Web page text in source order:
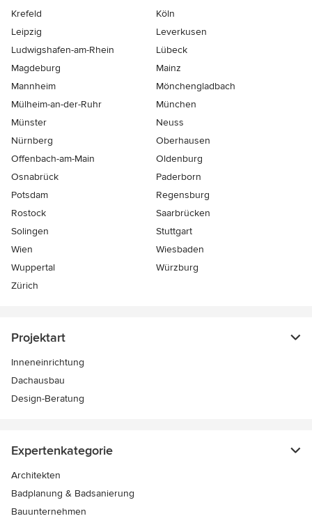
Krefeld
Köln
Leipzig
Leverkusen
Ludwigshafen-am-Rhein
Lübeck
Magdeburg
Mainz
Mannheim
Mönchen­gladbach
Mülheim-an-der-Ruhr
München
Münster
Neuss
Nürnberg
Oberhausen
Offenbach-am-Main
Oldenburg
Osnabrück
Paderborn
Potsdam
Regensburg
Rostock
Saarbrücken
Solingen
Stuttgart
Wien
Wiesbaden
Wuppertal
Würzburg
Zürich
Projektart
Inneneinrichtung
Dachausbau
Design-Beratung
Expertenkategorie
Architekten
Badplanung & Badsanierung
Bauunternehmen